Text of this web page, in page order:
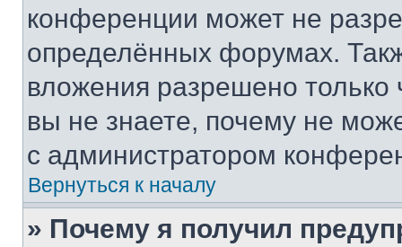
конференции может не
определённых форумах.
вложения разрешено
вы не знаете, почему не
с администратором
Вернуться к началу
» Почему я получил